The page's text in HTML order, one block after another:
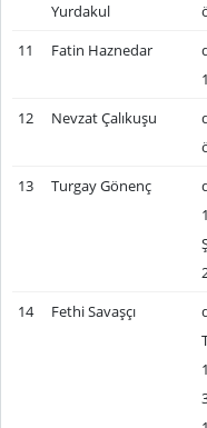
Yurdakul
11 Fatin Haznedar
12 Nevzat Çalıkuşu
13 Turgay Gönenç
14 Fethi Savaşçı